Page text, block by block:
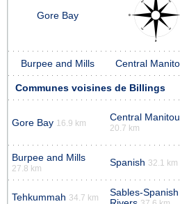
Gore Bay
Burpee and Mills Central
Communes voisines de Billings
Gore Bay 16.9 km
Central
20.7 km
Burpee and Mills
27.8 km
Spanish 32.1 km
Tehkummah 34.7 km
Sables-Spanish